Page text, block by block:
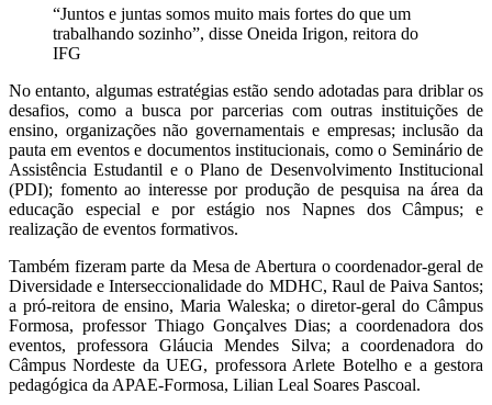
“Juntos e juntas somos muito mais fortes do que um
trabalhando sozinho”, disse Oneida Irigon, reitora do
IFG
No entanto, algumas estratégias estão sendo adotadas para driblar os
desafios, como a busca por parcerias com outras instituições de
ensino, organizações não governamentais e empresas; inclusão da
pauta em eventos e documentos institucionais, como o Seminário de
Assistência Estudantil e o Plano de Desenvolvimento Institucional
(PDI); fomento ao interesse por produção de pesquisa na área da
educação especial e por estágio nos Napnes dos Câmpus; e
realização de eventos formativos.
Também fizeram parte da Mesa de Abertura o coordenador-geral de
Diversidade e Interseccionalidade do MDHC, Raul de Paiva Santos;
a pró-reitora de ensino, Maria Waleska; o diretor-geral do Câmpus
Formosa, professor Thiago Gonçalves Dias; a coordenadora dos
eventos, professora Gláucia Mendes Silva; a coordenadora do
Câmpus Nordeste da UEG, professora Arlete Botelho e a gestora
pedagógica da APAE-Formosa, Lilian Leal Soares Pascoal.